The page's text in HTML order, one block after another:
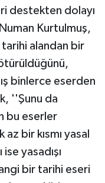
destekten dolayı
Kurtulmuş,
tarihi alandan bir
binlerce eserden
''Şunu da
bu eserler
bir kısmı yasal
yasadışı
bir tarihi eseri